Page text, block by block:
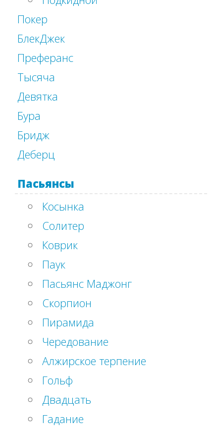
Покер
БлекДжек
Преферанс
Тысяча
Девятка
Бура
Бридж
Деберц
Пасьянсы
Косынка
Солитер
Коврик
Паук
Пасьянс Маджонг
Скорпион
Пирамида
Чередование
Алжирское терпение
Гольф
Двадцать
Гадание